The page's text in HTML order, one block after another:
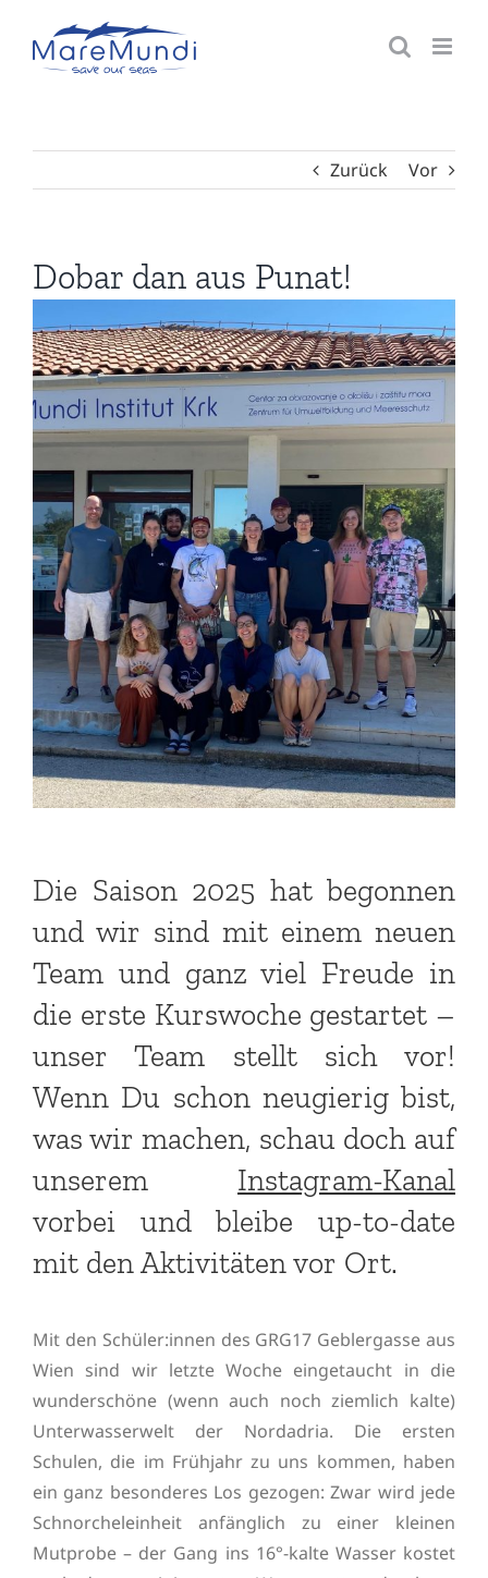
Inhalt
springen
Zurück Vor
Dobar dan aus Punat!
Die Saison 2025 hat begonnen
und wir sind mit einem neuen
Team und ganz viel Freude in
die erste Kurswoche gestartet –
unser Team stellt sich vor!
Wenn Du schon neugierig bist,
was wir machen, schau doch auf
unserem Instagram-Kanal
vorbei und bleibe up-to-date
mit den Aktivitäten vor Ort.
Mit den Schüler:innen des GRG17 Geblergasse aus
Wien sind wir letzte Woche eingetaucht in die
wunderschöne (wenn auch noch ziemlich kalte)
Unterwasserwelt der Nordadria. Die ersten
Schulen, die im Frühjahr zu uns kommen, haben
ein ganz besonderes Los gezogen: Zwar wird jede
Schnorcheleinheit anfänglich zu einer kleinen
Mutprobe – der Gang ins 16°-kalte Wasser kostet